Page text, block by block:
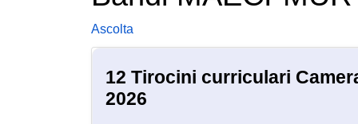
Ascolta
12 Tirocini curriculari
2026